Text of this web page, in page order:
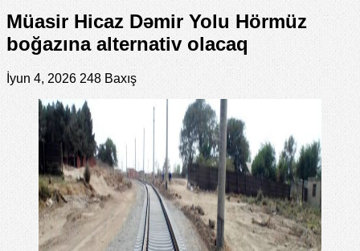
Müasir Hicaz Dəmir Yolu Hörmüz
boğazına alternativ olacaq
İyun 4, 2026 248 Baxış